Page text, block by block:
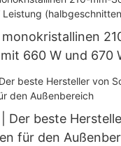
660 W und 670
132 Zellen)
Der beste
für den